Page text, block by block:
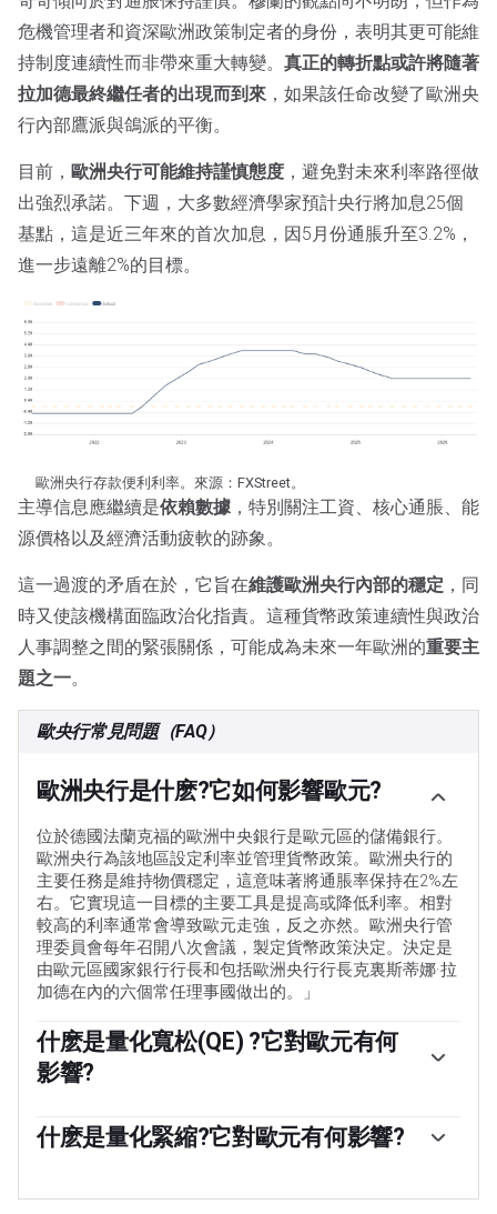
危機管理者和資深歐洲政策制定者的身份，表明其更可能維
持制度連續性而非帶來重大轉變。 真正的轉折點或許將隨著
拉加德最終繼任者的出現而到來 ，如果該任命改變了歐洲央
行內部鷹派與鴿派的平衡。
目前， 歐洲央行可能維持謹慎態度 ，避免對未來利率路徑做
出強烈承諾。下週，大多數經濟學家預計央行將加息25個
基點，這是近三年來的首次加息，因5月份通脹升至3.2%，
進一步遠離2%的目標。
歐洲央行存款便利利率。來源：FXStreet。
主導信息應繼續是依賴數據 ，特別關注工資、核心通脹、能
源價格以及經濟活動疲軟的跡象。
這一過渡的矛盾在於，它旨在維護歐洲央行內部的穩定 ，同
時又使該機構面臨政治化指責。這種貨幣政策連續性與政治
人事調整之間的緊張關係，可能成為未來一年歐洲的重要主
題之一。
歐央行常見問題（FAQ）
歐洲央行是什麽?它如何影響歐元?
位於德國法蘭克福的歐洲中央銀行是歐元區的儲備銀行。
歐洲央行為該地區設定利率並管理貨幣政策。歐洲央行的
主要任務是維持物價穩定，這意味著將通脹率保持在2%左
右。它實現這一目標的主要工具是提高或降低利率。相對
較高的利率通常會導致歐元走強，反之亦然。歐洲央行管
理委員會每年召開八次會議，製定貨幣政策決定。決定是
由歐元區國家銀行行長和包括歐洲央行行長克裏斯蒂娜·拉
加德在內的六個常任理事國做出的。」
什麽是量化寬松(QE) ?它對歐元有何
影響?
政策工具。量化寬松是指歐洲央行印製歐元，然後用這些
歐元從銀行和其他金融機構購買資產——通常是政府債券或
率不太可能實現價格穩定的目標時，量化寬松是最後的手
什麽是量化緊縮?它對歐元有何影響?
當經濟正在復蘇，通脹開始上升時進行的。在量化寬松